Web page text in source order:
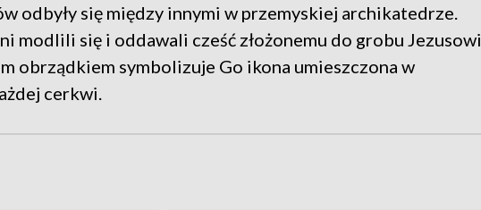
odbyły się między innymi w przemyskiej archikatedrze.
modlili się i oddawali cześć złożonemu do grobu Jezusowi.
obrządkiem symbolizuje Go ikona umieszczona w
cerkwi.